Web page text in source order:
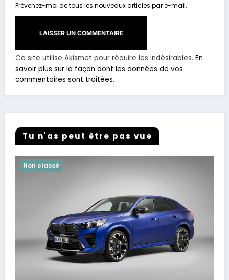
Prévenez-moi de tous les nouveaux articles par e-mail.
Ce site utilise Akismet pour réduire les indésirables. En
savoir plus sur la façon dont les données de vos
commentaires sont traitées.
Tu n'as peut être pas vue
Non classé